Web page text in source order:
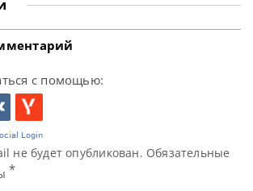
Это нововведение является частью
британским партнером турнира
с помощью:
не будет опубликован. Обязательные
*